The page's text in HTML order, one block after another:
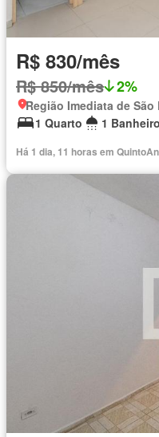
R$ 830/mês
R$ 850/mês 2%
1 Quarto
1 Banheiro
Há 1 dia, 11 horas em